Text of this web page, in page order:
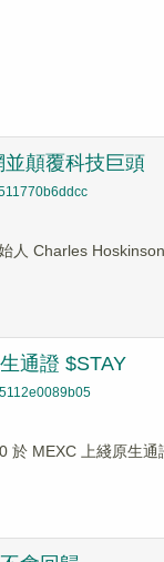
顛覆科技巨頭
Charles
通證 $STAY
MEXC 上綫原生